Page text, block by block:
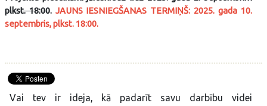
plkst. 18:00. JAUNS IESNIEGŠANAS TERMIŅŠ: 2025. gada 10.
septembris, plkst. 18:00.
Vai tev ir ideja, kā padarīt savu darbību videi